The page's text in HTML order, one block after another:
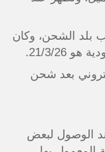
بلد الشحن، وكان
21/3/26.
بعد شحن
الوصول لبعض